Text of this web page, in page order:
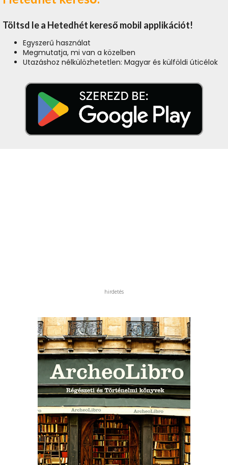
Töltsd le a Hetedhét kereső mobil applikációt!
Egyszerű használat
Megmutatja, mi van a közelben
Utazáshoz nélkülözhetetlen: Magyar és külföldi úticélok
hirdetés